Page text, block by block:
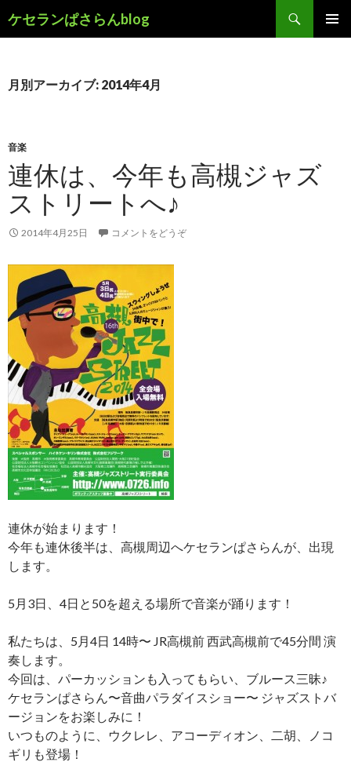
ケセランぱさらんblog
索
ン
動
月別アーカイブ: 2014年4月
音楽
連休は、今年も高槻ジャズ
ストリートへ♪
2014年4月25日 コメントをどうぞ
連休が始まります！
今年も連休後半は、高槻周辺へケセランぱさらんが、出現
します。
5月3日、4日と50を超える場所で音楽が踊ります！
私たちは、5月4日 14時〜 JR高槻前 西武高槻前で45分間 演
奏します。
今回は、パーカッションも入ってもらい、ブルース三昧♪
ケセランぱさらん〜音曲パラダイスショー〜 ジャズストバ
ージョンをお楽しみに！
いつものように、ウクレレ、アコーディオン、二胡、ノコ
ギリも登場！